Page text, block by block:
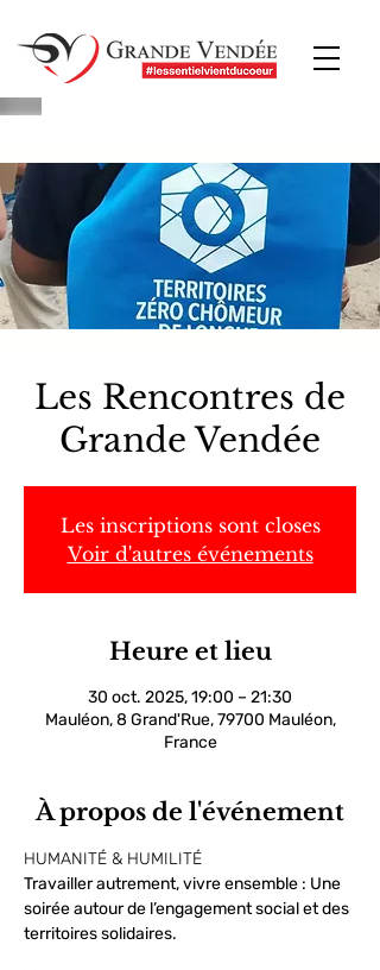
Les Rencontres de
Grande Vendée
Les inscriptions sont closes
Voir d'autres événements
Heure et lieu
30 oct. 2025, 19:00 – 21:30
Mauléon, 8 Grand'Rue, 79700 Mauléon,
France
À propos de l'événement
HUMANITÉ & HUMILITÉ
Travailler autrement, vivre ensemble : Une
soirée autour de l’engagement social et des
territoires solidaires.